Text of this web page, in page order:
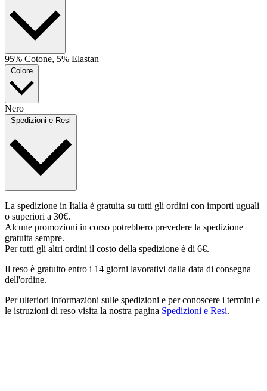
95% Cotone, 5% Elastan
Colore
Nero
Spedizioni e Resi
La spedizione in Italia è gratuita su tutti gli ordini con importi uguali
o superiori a 30€.
Alcune promozioni in corso potrebbero prevedere la spedizione
gratuita sempre.
Per tutti gli altri ordini il costo della spedizione è di 6€.
Il reso è gratuito entro i 14 giorni lavorativi dalla data di consegna
dell'ordine.
Per ulteriori informazioni sulle spedizioni e per conoscere i termini e
le istruzioni di reso visita la nostra pagina Spedizioni e Resi.